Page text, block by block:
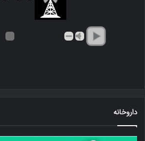
داروخانه